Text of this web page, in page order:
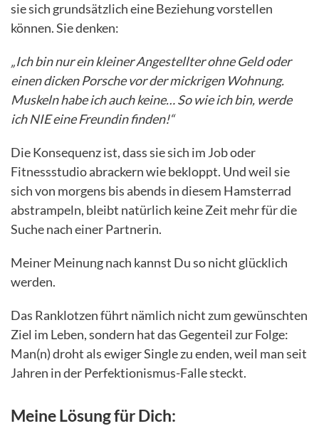
sie sich grundsätzlich eine Beziehung vorstellen
können. Sie denken:
„Ich bin nur ein kleiner Angestellter ohne Geld oder
einen dicken Porsche vor der mickrigen Wohnung.
Muskeln habe ich auch keine… So wie ich bin, werde
ich NIE eine Freundin finden!“
Die Konsequenz ist, dass sie sich im Job oder
Fitnessstudio abrackern wie bekloppt. Und weil sie
sich von morgens bis abends in diesem Hamsterrad
abstrampeln, bleibt natürlich keine Zeit mehr für die
Suche nach einer Partnerin.
Meiner Meinung nach kannst Du so nicht glücklich
werden.
Das Ranklotzen führt nämlich nicht zum gewünschten
Ziel im Leben, sondern hat das Gegenteil zur Folge:
Man(n) droht als ewiger Single zu enden, weil man seit
Jahren in der Perfektionismus-Falle steckt.
Meine Lösung für Dich: